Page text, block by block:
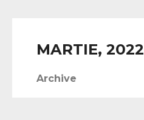
MARTIE, 2022
Archive